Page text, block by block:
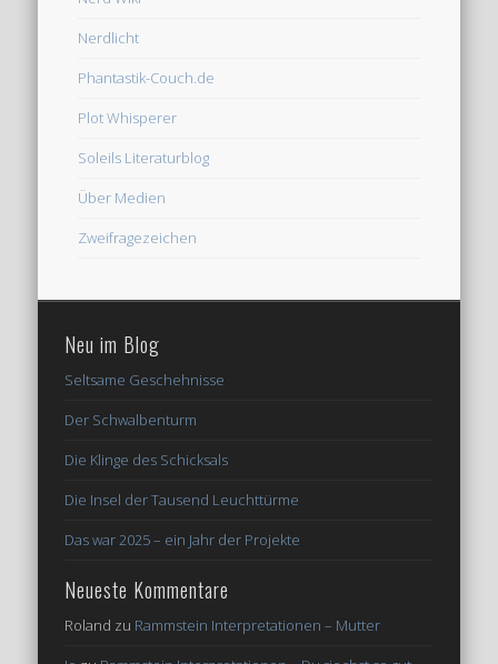
Nerdlicht
Phantastik-Couch.de
Plot Whisperer
Soleils Literaturblog
Über Medien
Zweifragezeichen
Neu im Blog
Seltsame Geschehnisse
Der Schwalbenturm
Die Klinge des Schicksals
Die Insel der Tausend Leuchttürme
Das war 2025 – ein Jahr der Projekte
Neueste Kommentare
Roland zu Rammstein Interpretationen – Mutter